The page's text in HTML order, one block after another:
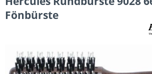
Fönbürste